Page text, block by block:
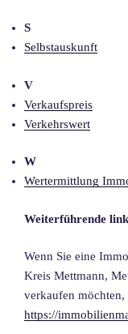
S
Selbstauskunft
V
Verkaufspreis
Verkehrswert
W
Wertermittlung
Weiterführende
Wenn Sie eine
Kreis Mettmann,
verkaufen
https://